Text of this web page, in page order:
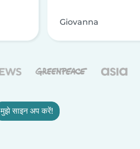
Giovanna
मुझे साइन अप करें!